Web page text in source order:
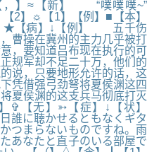
，】≈【新】 “噗噗噗~”
2】☼【1】【例】■【本】
】★【病】↓【例】 五千伤
曹操在冀州的主力几乎被打
，要知道吕布现在执行的可
规军却不足二十万，他们的
说，只要地形允许的话，这
凭借强弓劲弩将夏侯渊这四
夏侯渊的这支兵马彻底打灭
✞【无】➳【症】↓【状】
に聴かせるともなくギタ
つまらないものですね。雨
あなたと直子のいる部屋で